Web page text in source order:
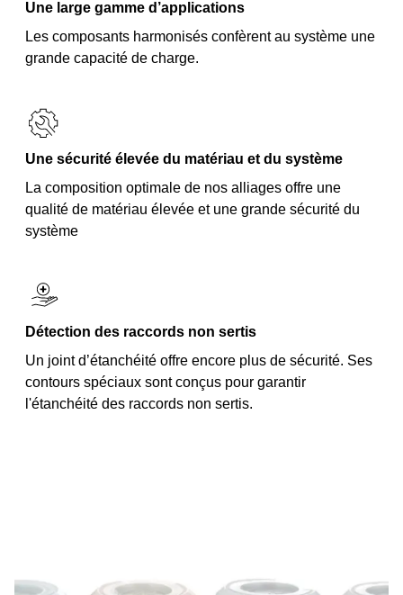
Une large gamme d’applications
Les composants harmonisés confèrent au système une
grande capacité de charge.
Une sécurité élevée du matériau et du système
La composition optimale de nos alliages offre une
qualité de matériau élevée et une grande sécurité du
système
Détection des raccords non sertis
Un joint d’étanchéité offre encore plus de sécurité. Ses
contours spéciaux sont conçus pour garantir
l'étanchéité des raccords non sertis.